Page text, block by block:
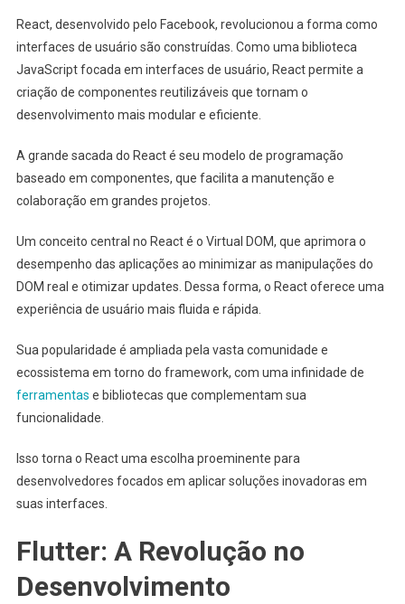
React, desenvolvido pelo Facebook, revolucionou a forma como
interfaces de usuário são construídas. Como uma biblioteca
JavaScript focada em interfaces de usuário, React permite a
criação de componentes reutilizáveis que tornam o
desenvolvimento mais modular e eficiente.
A grande sacada do React é seu modelo de programação
baseado em componentes, que facilita a manutenção e
colaboração em grandes projetos.
Um conceito central no React é o Virtual DOM, que aprimora o
desempenho das aplicações ao minimizar as manipulações do
DOM real e otimizar updates. Dessa forma, o React oferece uma
experiência de usuário mais fluida e rápida.
Sua popularidade é ampliada pela vasta comunidade e
ecossistema em torno do framework, com uma infinidade de
ferramentas e bibliotecas que complementam sua
funcionalidade.
Isso torna o React uma escolha proeminente para
desenvolvedores focados em aplicar soluções inovadoras em
suas interfaces.
Flutter: A Revolução no
Desenvolvimento